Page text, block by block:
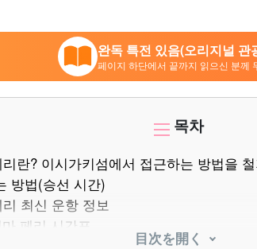
완독 특전 있음(오리지널 관
페이지 하단에서 끝까지 읽으신 분께
목차
란? 이시가키섬에서 접근하는 방법을
방법(승선 시간)
최신 운항 정보
페리 시간표
目次を開く